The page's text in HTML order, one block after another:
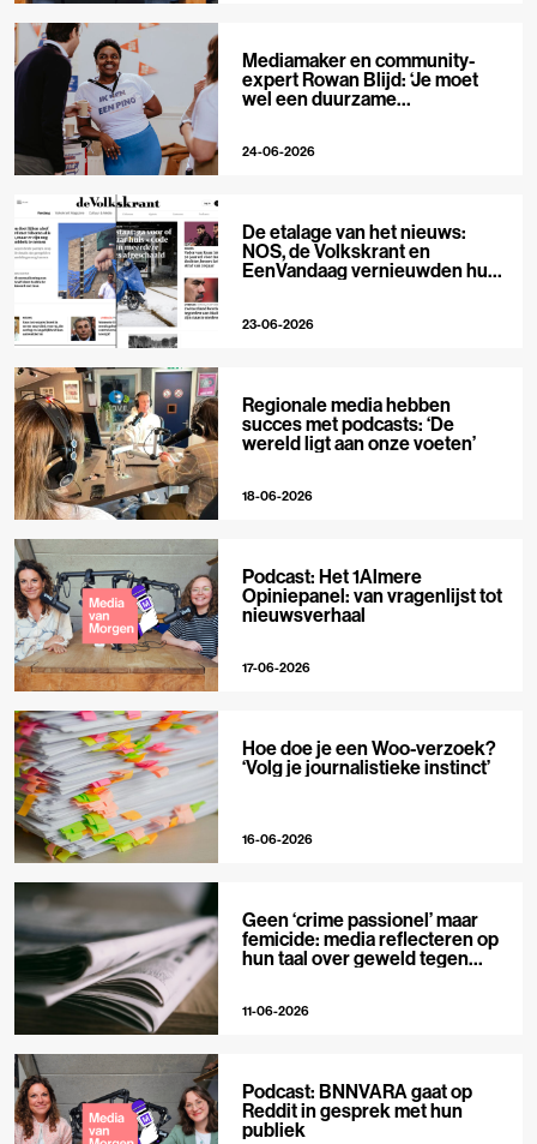
Mediamaker en community-
expert Rowan Blijd: ‘Je moet
wel een duurzame
24-06-2026
De etalage van het nieuws:
NOS, de Volkskrant en
EenVandaag vernieuwden hun
23-06-2026
Regionale media hebben
succes met podcasts: ‘De
wereld ligt aan onze voeten’
18-06-2026
Podcast: Het 1Almere
Opiniepanel: van vragenlijst tot
nieuwsverhaal
17-06-2026
Hoe doe je een Woo-verzoek?
‘Volg je journalistieke instinct’
16-06-2026
Geen ‘crime passionel’ maar
femicide: media reflecteren op
hun taal over geweld tegen
11-06-2026
Podcast: BNNVARA gaat op
Reddit in gesprek met hun
publiek